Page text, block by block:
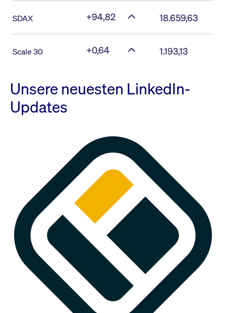
SDAX +94,82 18.659,63
Scale 30 +0,64 1.193,13
Unsere neuesten LinkedIn-
Updates